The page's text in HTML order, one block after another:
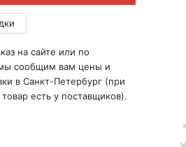
на сайте или по
сообщим вам цены и
в Санкт-Петербург (при
есть у поставщиков).